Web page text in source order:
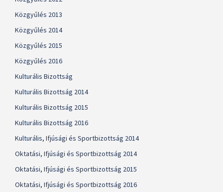
Közgyűlés 2013
Közgyűlés 2014
Közgyűlés 2015
Közgyűlés 2016
Kulturális Bizottság
Kulturális Bizottság 2014
Kulturális Bizottság 2015
Kulturális Bizottság 2016
Kulturális, Ifjúsági és Sportbizottság 2014
Oktatási, Ifjúsági és Sportbizottság 2014
Oktatási, Ifjúsági és Sportbizottság 2015
Oktatási, Ifjúsági és Sportbizottság 2016